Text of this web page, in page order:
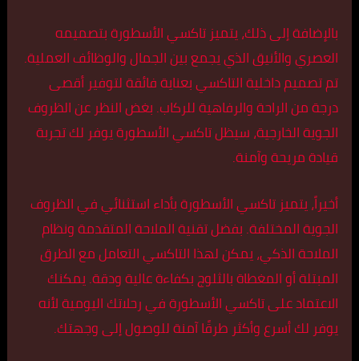
بالإضافة إلى ذلك، يتميز تاكسي الأسطورة بتصميمه
العصري والأنيق الذي يجمع بين الجمال والوظائف العملية.
تم تصميم داخلية التاكسي بعناية فائقة لتوفير أقصى
درجة من الراحة والرفاهية للركاب. بغض النظر عن الظروف
الجوية الخارجية، سيظل تاكسي الأسطورة يوفر لك تجربة
قيادة مريحة وآمنة.
أخيراً، يتميز تاكسي الأسطورة بأداء استثنائي في الظروف
الجوية المختلفة. بفضل تقنية الملاحة المتقدمة ونظام
الملاحة الذكي، يمكن لهذا التاكسي التعامل مع الطرق
المبتلة أو المغطاة بالثلوج بكفاءة عالية ودقة. يمكنك
الاعتماد على تاكسي الأسطورة في رحلاتك اليومية لأنه
يوفر لك أسرع وأكثر طرقًا آمنة للوصول إلى وجهتك.